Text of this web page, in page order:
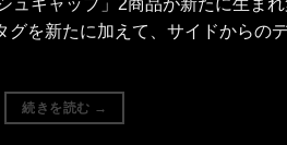
を新たに加えて、サイドからの
続きを読む →